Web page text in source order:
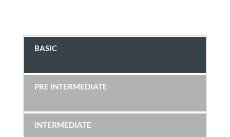
BASIC
PRE INTERMEDIATE
INTERMEDIATE